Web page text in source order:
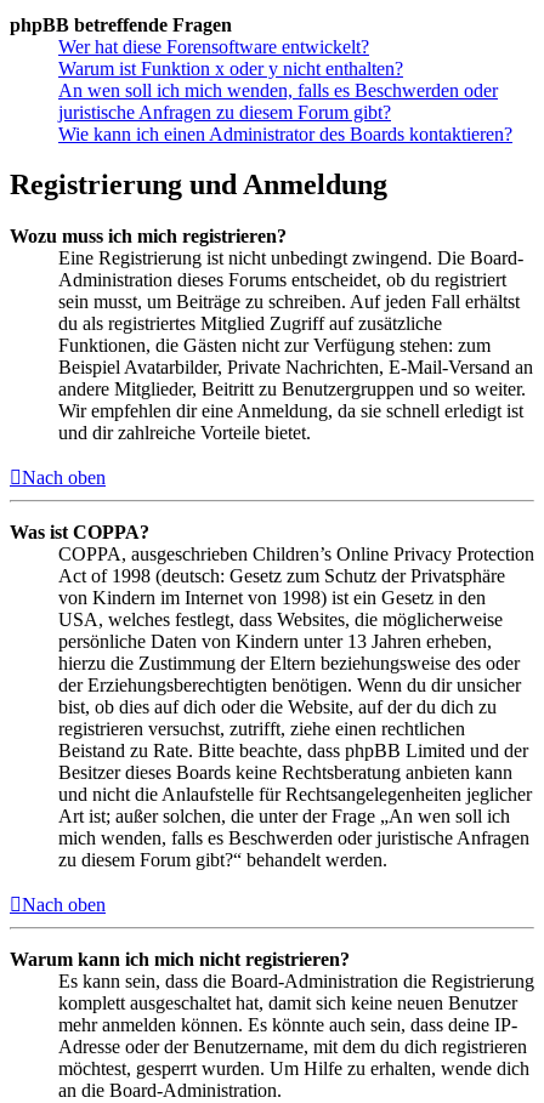
phpBB betreffende Fragen
Wer hat diese Forensoftware entwickelt?
Warum ist Funktion x oder y nicht enthalten?
An wen soll ich mich wenden, falls es Beschwerden oder
juristische Anfragen zu diesem Forum gibt?
Wie kann ich einen Administrator des Boards kontaktieren?
Registrierung und Anmeldung
Wozu muss ich mich registrieren?
Eine Registrierung ist nicht unbedingt zwingend. Die Board-
Administration dieses Forums entscheidet, ob du registriert
sein musst, um Beiträge zu schreiben. Auf jeden Fall erhältst
du als registriertes Mitglied Zugriff auf zusätzliche
Funktionen, die Gästen nicht zur Verfügung stehen: zum
Beispiel Avatarbilder, Private Nachrichten, E-Mail-Versand an
andere Mitglieder, Beitritt zu Benutzergruppen und so weiter.
Wir empfehlen dir eine Anmeldung, da sie schnell erledigt ist
und dir zahlreiche Vorteile bietet.
Nach oben
Was ist COPPA?
COPPA, ausgeschrieben Children’s Online Privacy Protection
Act of 1998 (deutsch: Gesetz zum Schutz der Privatsphäre
von Kindern im Internet von 1998) ist ein Gesetz in den
USA, welches festlegt, dass Websites, die möglicherweise
persönliche Daten von Kindern unter 13 Jahren erheben,
hierzu die Zustimmung der Eltern beziehungsweise des oder
der Erziehungsberechtigten benötigen. Wenn du dir unsicher
bist, ob dies auf dich oder die Website, auf der du dich zu
registrieren versuchst, zutrifft, ziehe einen rechtlichen
Beistand zu Rate. Bitte beachte, dass phpBB Limited und der
Besitzer dieses Boards keine Rechtsberatung anbieten kann
und nicht die Anlaufstelle für Rechtsangelegenheiten jeglicher
Art ist; außer solchen, die unter der Frage „An wen soll ich
mich wenden, falls es Beschwerden oder juristische Anfragen
zu diesem Forum gibt?“ behandelt werden.
Nach oben
Warum kann ich mich nicht registrieren?
Es kann sein, dass die Board-Administration die Registrierung
komplett ausgeschaltet hat, damit sich keine neuen Benutzer
mehr anmelden können. Es könnte auch sein, dass deine IP-
Adresse oder der Benutzername, mit dem du dich registrieren
möchtest, gesperrt wurden. Um Hilfe zu erhalten, wende dich
an die Board-Administration.